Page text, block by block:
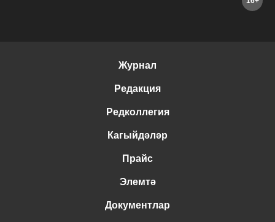
Журнал
Редакция
Редколлегия
Кагыйдәләр
Прайс
Элемтә
Документлар